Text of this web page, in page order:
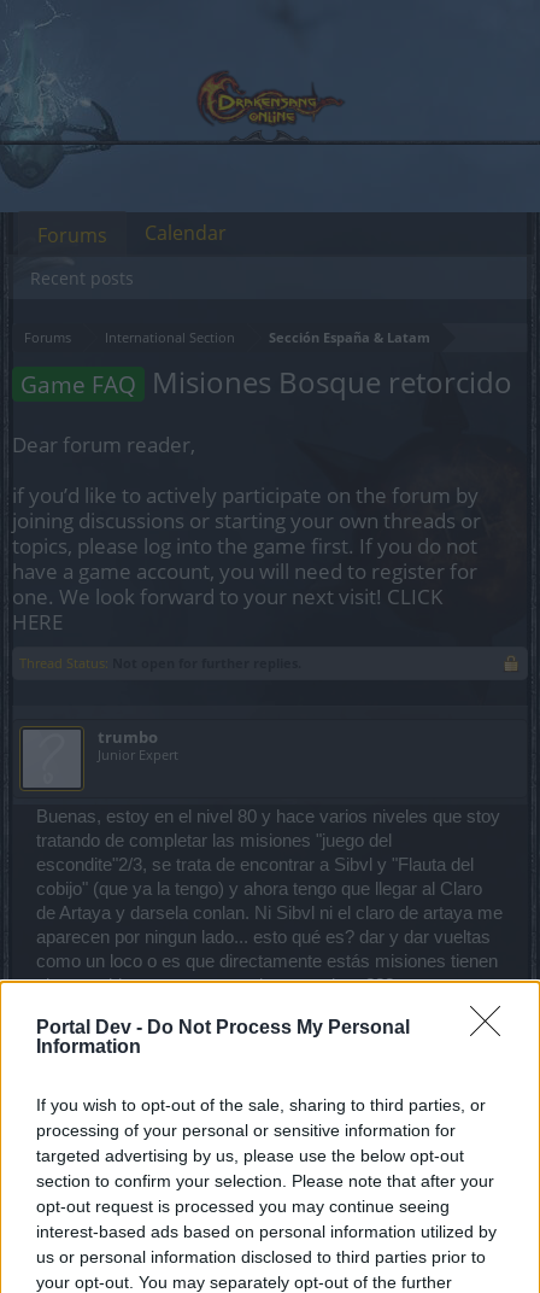
Portal Dev - Do Not Process My Personal
Information
If you wish to opt-out of the sale, sharing to third parties, or
processing of your personal or sensitive information for
targeted advertising by us, please use the below opt-out
section to confirm your selection. Please note that after your
opt-out request is processed you may continue seeing
interest-based ads based on personal information utilized by
us or personal information disclosed to third parties prior to
your opt-out. You may separately opt-out of the further
Forums International Section Sección España & Latam
Game FAQ Misiones Bosque retorcido
Dear forum reader,
if you’d like to actively participate on the forum by
joining discussions or starting your own threads or
topics, please log into the game first. If you do not
have a game account, you will need to register for
one. We look forward to your next visit! CLICK
HERE
Thread Status:
trumbo
Junior Expert
Buenas, estoy en el nivel 80 y hace varios niveles que stoy
tratando de completar las misiones "juego del
escondite"2/3, se trata de encontrar a Sibvl y "Flauta del
cobijo" (que ya la tengo) y ahora tengo que llegar al Claro
de Artaya y darsela conlan. Ni Sibvl ni el claro de artaya me
aparecen por ningun lado... esto qué es? dar y dar vueltas
como un loco o es que directamente estás misiones tienen
algun problema y no se pueden completar??? porque estoy
Por otro lado, ¿en que nivel se abren mas mapas de la
Por dios inforamcion... gracias
May 31, 2021
CiscoNetPlus
Board Analyst
Forums
Recent posts
Calendar